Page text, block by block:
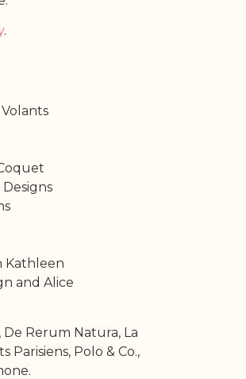
.
Kathleen
and Alice
Rerum Natura, La
Parisiens, Polo & Co.,